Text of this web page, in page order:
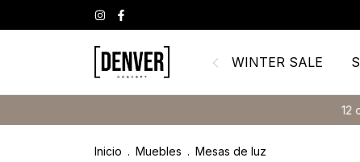
WINTER SALE
12 cuotas sin
Inicio . Muebles . Mesas de luz